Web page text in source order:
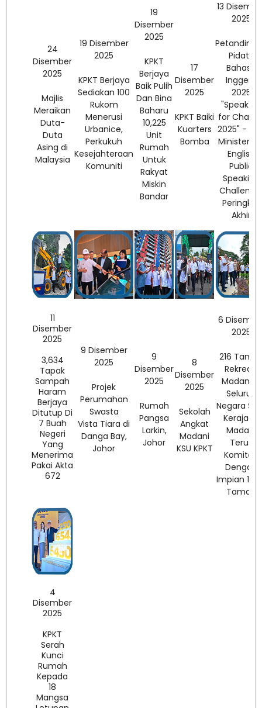
24
Disember
2025
Majlis
Meraikan
Duta-
Duta
Asing di
Malaysia
19 Disember
2025
KPKT Berjaya
Sediakan 100
Rukom
Menerusi
Urbanice,
Perkukuh
Kesejahteraan
Komuniti
19
Disember
2025
KPKT
Berjaya
Baik Pulih
Dan Bina
Baharu
10,225
Unit
Rumah
Untuk
Rakyat
Miskin
Bandar
17
Disember
2025
KPKT Baiki
Kuarters
Bomba
13
2025
Pidato
Bahasa
Inggeris
2025
"Speak Up
for
2025" -
Ministers
English
Public
Speaking
Peringkat
Akhir
11
Disember
2025
3,634
Tapak
Sampah
Haram
Berjaya
Ditutup Di
7 Buah
Negeri
Yang
Menerima
Pakai Akta
672
9 Disember
2025
Projek
Perumahan
Swasta
Vista Tiara di
Danga Bay,
Johor
9
Disember
2025
Rumah
Pangsa
Larkin,
Johor
8
Disember
2025
Sekolah
Angkat
Madani
KSU KPKT
6
2025
216
Rekreasi
Madani Di
Seluruh
Negara
Kerajaan
Madani
Terus
Komited
Dengan
Impian
Taman
4
Disember
2025
KPKT
Serah
Kunci
Rumah
Kepada
18
Mangsa